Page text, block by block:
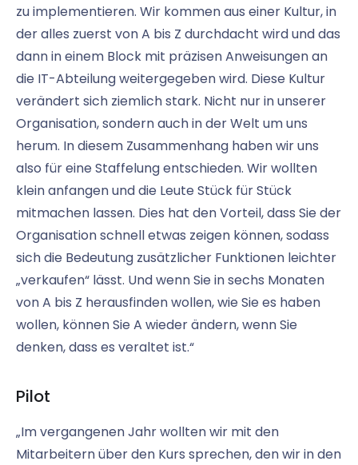
zu implementieren. Wir kommen aus einer Kultur, in
der alles zuerst von A bis Z durchdacht wird und das
dann in einem Block mit präzisen Anweisungen an
die IT-Abteilung weitergegeben wird. Diese Kultur
verändert sich ziemlich stark. Nicht nur in unserer
Organisation, sondern auch in der Welt um uns
herum. In diesem Zusammenhang haben wir uns
also für eine Staffelung entschieden. Wir wollten
klein anfangen und die Leute Stück für Stück
mitmachen lassen. Dies hat den Vorteil, dass Sie der
Organisation schnell etwas zeigen können, sodass
sich die Bedeutung zusätzlicher Funktionen leichter
„verkaufen“ lässt. Und wenn Sie in sechs Monaten
von A bis Z herausfinden wollen, wie Sie es haben
wollen, können Sie A wieder ändern, wenn Sie
denken, dass es veraltet ist.“
Pilot
„Im vergangenen Jahr wollten wir mit den
Mitarbeitern über den Kurs sprechen, den wir in den